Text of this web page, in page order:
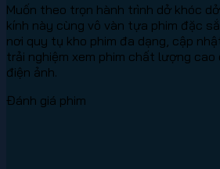
Muốn theo trọn hành trình dở khóc
kính này cùng vô vàn tựa phim đặc
nơi quy tụ kho phim đa dạng, cập
trải nghiệm xem phim chất lượng cao
điện ảnh.
Đánh giá phim